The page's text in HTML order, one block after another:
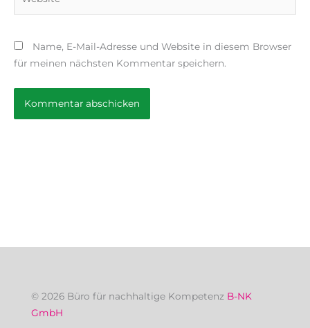
Name, E-Mail-Adresse und Website in diesem Browser
für meinen nächsten Kommentar speichern.
© 2026 Büro für nachhaltige Kompetenz B-NK
GmbH